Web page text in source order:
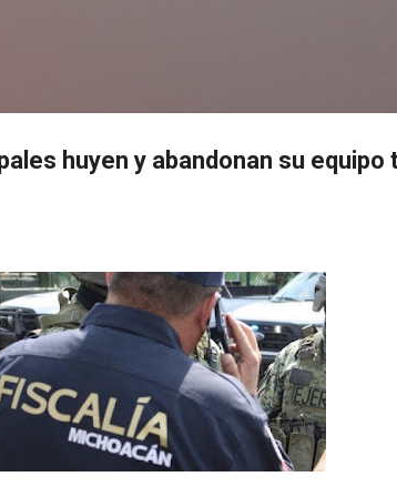
huyen y abandonan su equipo